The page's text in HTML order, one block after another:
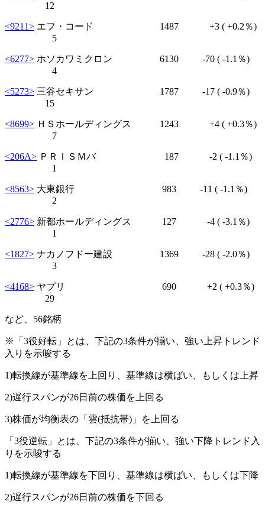
12
<9211> エフ・コード 1487 +3 ( +0.2％)
5
<6277> ホソカワミクロン 6130 -70 ( -1.1％)
4
<5273> 三谷セキサン 1787 -17 ( -0.9％)
15
<8699> ＨＳホールディングス 1243 +4 ( +0.3％)
7
<206A> ＰＲＩＳＭバ 187 -2 ( -1.1％)
1
<8563> 大東銀行 983 -11 ( -1.1％)
2
<2776> 新都ホールディングス 127 -4 ( -3.1％)
1
<1827> ナカノフドー建設 1369 -28 ( -2.0％)
3
<4168> ヤプリ 690 +2 ( +0.3％)
29
など、56銘柄
※「3役好転」とは、下記の3条件が揃い、強い上昇トレンド
入りを示唆する
1)転換線が基準線を上回り、基準線は横ばい、もしくは上昇
2)遅行スパンが26日前の株価を上回る
3)株価が均衡表の「雲(抵抗帯)」を上回る
「3役逆転」とは、下記の3条件が揃い、強い下降トレンド入
りを示唆する
1)転換線が基準線を下回り、基準線は横ばい、もしくは下降
2)遅行スパンが26日前の株価を下回る